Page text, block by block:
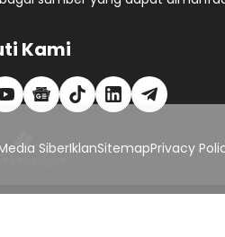
Kami
SiberIklanSitemapPrivacy